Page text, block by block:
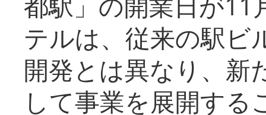
テルは、従来の駅ビ
開発とは異なり、新
して事業を展開する